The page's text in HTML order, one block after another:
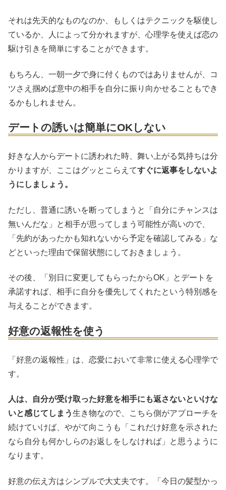
それは先天的なものなのか、もしくはテクニックを駆使し
ているか、人によって分かれますが、心理学を使えば恋の
駆け引きを簡単にすることができます。
もちろん、一朝一夕で身に付くものではありませんが、コ
ツさえ掴めば意中の相手を自分に振り向かせることもでき
るかもしれません。
デートの誘いは簡単にOKしない
好きな人からデートに誘われた時、舞い上がる気持ちは分
かりますが、ここはグッとこらえてすぐに返事をしないよ
うにしましょう。
ただし、普通に誘いを断ってしまうと「自分にチャンスは
無いんだな」と相手が思ってしまう可能性が高いので、
「先約があったかも知れないから予定を確認してみる」な
どといった理由で保留状態にしておきましょう。
その後、「別日に変更してもらったからOK」とデートを
承諾すれば、相手に自分を優先してくれたという特別感を
与えることができます。
好意の返報性を使う
「好意の返報性」は、恋愛において非常に使える心理学で
す。
人は、自分が受け取った好意を相手にも返さないといけな
いと感じてしまう生き物なので、こちら側がアプローチを
続けていけば、やがて向こうも「これだけ好意を示された
なら自分も何かしらのお返しをしなければ」と思うように
なります。
好意の伝え方はシンプルで大丈夫です。「今日の髪型かっ